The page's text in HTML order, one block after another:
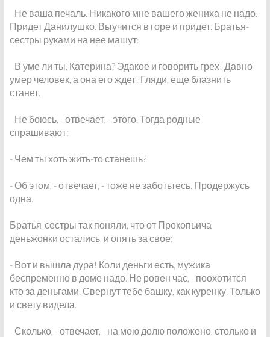
- Не ваша печаль. Никакого мне вашего жениха не надо.
Придет Данилушко. Выучится в горе и придет. Братья-
сестры руками на нее машут:
- В уме ли ты, Катерина? Эдакое и говорить грех! Давно
умер человек, а она его ждет! Гляди, еще блазнить
станет.
- Не боюсь, - отвечает, - этого. Тогда родные
спрашивают:
- Чем ты хоть жить-то станешь?
- Об этом, - отвечает, - тоже не заботьтесь. Продержусь
одна.
Братья-сестры так поняли, что от Прокопьича
деньжонки остались, и опять за свое:
- Вот и вышла дура! Коли деньги есть, мужика
беспременно в доме надо. Не ровен час, - поохотится
кто за деньгами. Свернут тебе башку, как куренку. Только
и свету видела.
- Сколько, - отвечает, - на мою долю положено, столько и